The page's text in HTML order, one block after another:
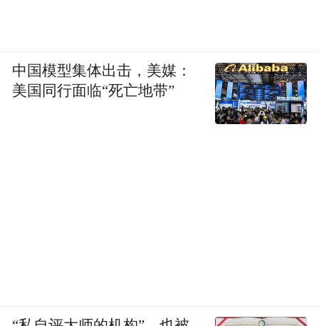
中国模型集体出击，美媒：
美国同行面临“死亡地带”